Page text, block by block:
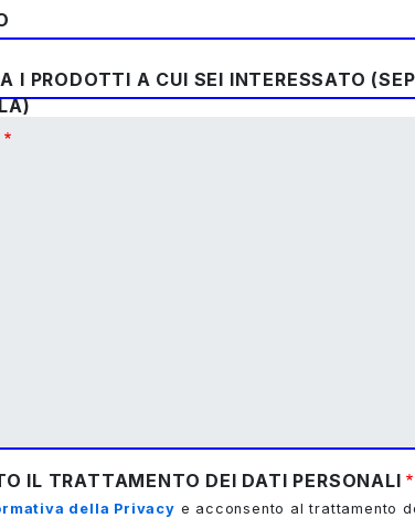
I PRODOTTI A CUI SEI INTERESSATO
IL TRATTAMENTO DEI DATI PERSONALI
della Privacy e acconsento al trattamento